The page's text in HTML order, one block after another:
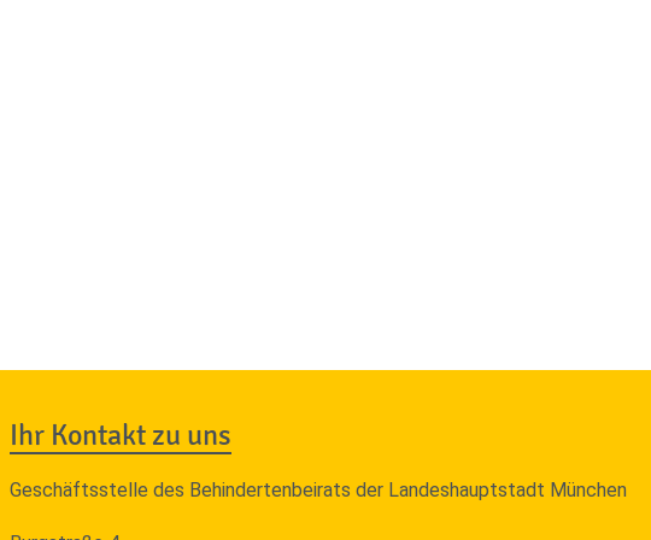
Ihr Kontakt zu uns
Geschäftsstelle des Behindertenbeirats der Landeshauptstadt München